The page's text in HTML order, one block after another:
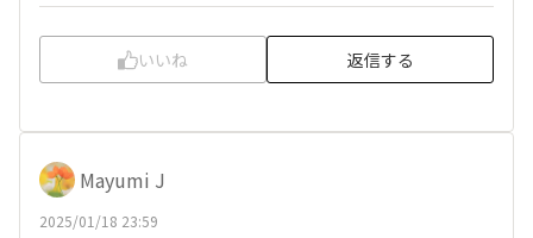
いいね 返信する
Mayumi J
2025/01/18 23:59